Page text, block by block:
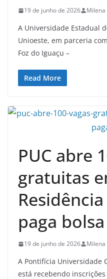
19 de junho de 2026 Milena
A Universidade Estadual
Unioeste, em parceria
Foz do Iguaçu –
Read More
PUC abre
gratuitas
paga bolsa
19 de junho de 2026 Milena
A Pontifícia Universidade
está recebendo